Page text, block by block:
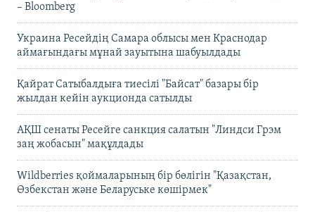
– Bloomberg
Украина Ресейдің Самара облысы мен Краснодар
аймағындағы мұнай зауытына шабуылдады
Қайрат Сатыбалдыға тиесілі "Байсат" базары бір
жылдан кейін аукционда сатылды
АҚШ сенаты Ресейге санкция салатын "Линдси Грэм
заң жобасын" мақұлдады
Wildberries қоймаларының бір бөлігін "Қазақстан,
Өзбекстан және Беларуське көшірмек"